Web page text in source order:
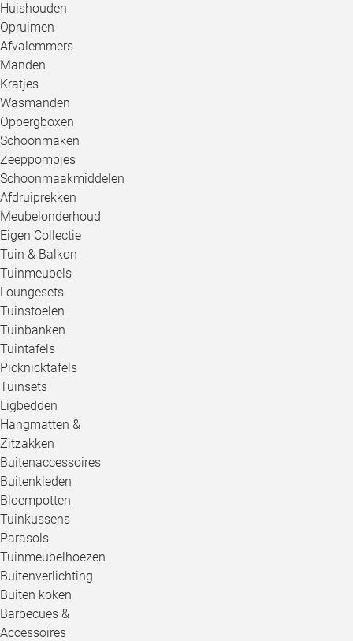
Huishouden
Opruimen
Afvalemmers
Manden
Kratjes
Wasmanden
Opbergboxen
Schoonmaken
Zeeppompjes
Schoonmaakmiddelen
Afdruiprekken
Meubelonderhoud
Eigen Collectie
Tuin & Balkon
Tuinmeubels
Loungesets
Tuinstoelen
Tuinbanken
Tuintafels
Picknicktafels
Tuinsets
Ligbedden
Hangmatten &
Zitzakken
Buitenaccessoires
Buitenkleden
Bloempotten
Tuinkussens
Parasols
Tuinmeubelhoezen
Buitenverlichting
Buiten koken
Barbecues &
Accessoires